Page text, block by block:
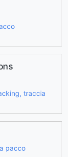
traccia
pacco